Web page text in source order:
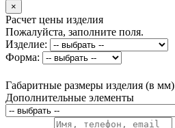
×
Расчет цены изделия
Пожалуйста, заполните поля.
Изделие:
Форма:
Габаритные размеры изделия (в мм)
Дополнительные элементы